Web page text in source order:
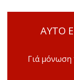
ΑΥΤΟ
Γιά μόνωση